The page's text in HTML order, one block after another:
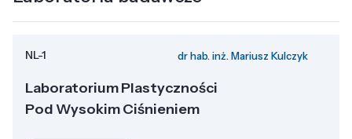
NL-1 dr hab. inż. Mariusz Kulczyk
Laboratorium Plastyczności
Pod Wysokim Ciśnieniem